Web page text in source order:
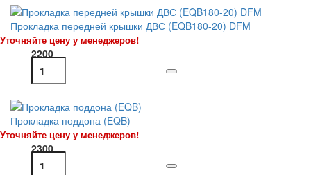
Прокладка передней крышки ДВС (EQB180-20) DFM
Уточняйте цену у менеджеров!
2200
Прокладка поддона (EQB)
Уточняйте цену у менеджеров!
2300